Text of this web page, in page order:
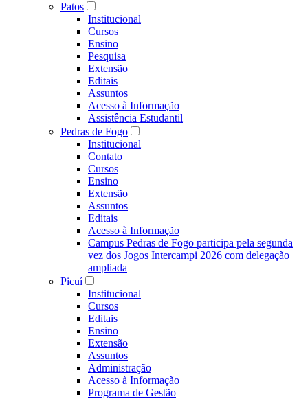
Patos
Institucional
Cursos
Ensino
Pesquisa
Extensão
Editais
Assuntos
Acesso à Informação
Assistência Estudantil
Pedras de Fogo
Institucional
Contato
Cursos
Ensino
Extensão
Assuntos
Editais
Acesso à Informação
Campus Pedras de Fogo participa pela segunda
vez dos Jogos Intercampi 2026 com delegação
ampliada
Picuí
Institucional
Cursos
Editais
Ensino
Extensão
Assuntos
Administração
Acesso à Informação
Programa de Gestão